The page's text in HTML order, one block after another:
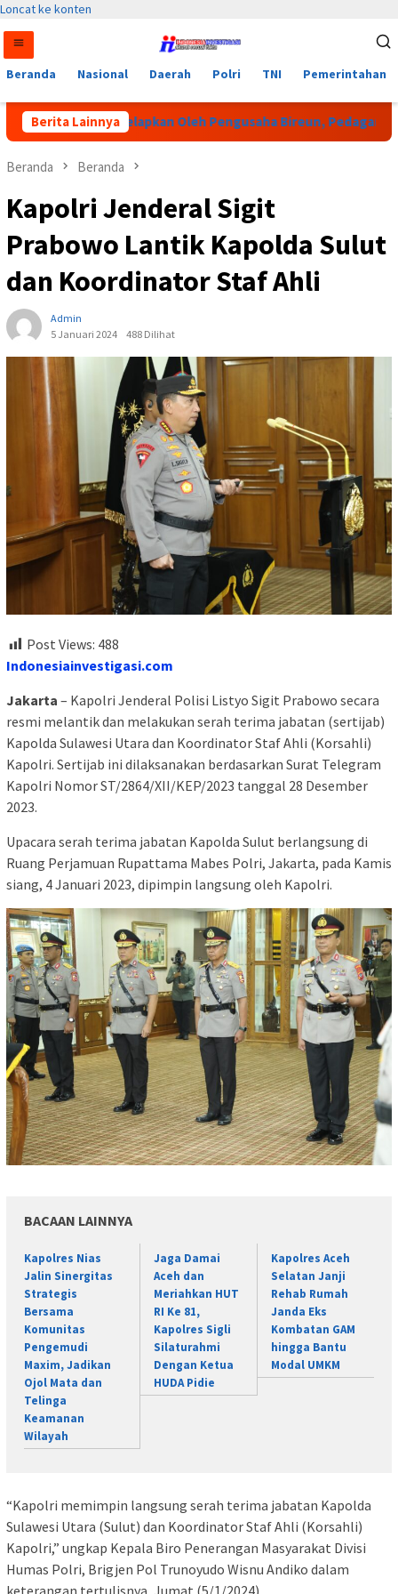
Loncat ke konten
Beranda Nasional Daerah Polri TNI Pemerintahan
Berita Lainnya
Digelapkan Oleh Pengusaha Bireun, Pedagang Keliling
Beranda Beranda
Kapolri Jenderal Sigit
Prabowo Lantik Kapolda Sulut
dan Koordinator Staf Ahli
Admin
5 Januari 2024
488 Dilihat
Post Views: 488
Indonesiainvestigasi.com
Jakarta – Kapolri Jenderal Polisi Listyo Sigit Prabowo secara
resmi melantik dan melakukan serah terima jabatan (sertijab)
Kapolda Sulawesi Utara dan Koordinator Staf Ahli (Korsahli)
Kapolri. Sertijab ini dilaksanakan berdasarkan Surat Telegram
Kapolri Nomor ST/2864/XII/KEP/2023 tanggal 28 Desember
2023.
Upacara serah terima jabatan Kapolda Sulut berlangsung di
Ruang Perjamuan Rupattama Mabes Polri, Jakarta, pada Kamis
siang, 4 Januari 2023, dipimpin langsung oleh Kapolri.
BACAAN LAINNYA
Kapolres Nias
Jalin Sinergitas
Strategis
Bersama
Komunitas
Pengemudi
Maxim, Jadikan
Ojol Mata dan
Telinga
Keamanan
Wilayah
Jaga Damai
Aceh dan
Meriahkan HUT
RI Ke 81,
Kapolres Sigli
Silaturahmi
Dengan Ketua
HUDA Pidie
Kapolres Aceh
Selatan Janji
Rehab Rumah
Janda Eks
Kombatan GAM
hingga Bantu
Modal UMKM
“Kapolri memimpin langsung serah terima jabatan Kapolda
Sulawesi Utara (Sulut) dan Koordinator Staf Ahli (Korsahli)
Kapolri,” ungkap Kepala Biro Penerangan Masyarakat Divisi
Humas Polri, Brigjen Pol Trunoyudo Wisnu Andiko dalam
keterangan tertulisnya, Jumat (5/1/2024).